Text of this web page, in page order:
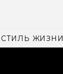
СТИЛЬ ЖИЗНИ